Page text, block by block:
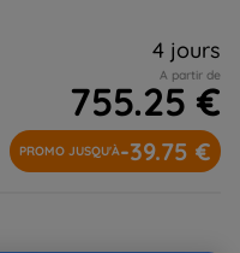
4 jours
A partir de
755.25 €
PROMO JUSQU'À-39.75 €